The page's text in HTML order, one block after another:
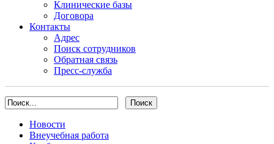
Клинические базы
Договора
Контакты
Адрес
Поиск сотрудников
Обратная связь
Пресс-служба
Новости
Внеучебная работа